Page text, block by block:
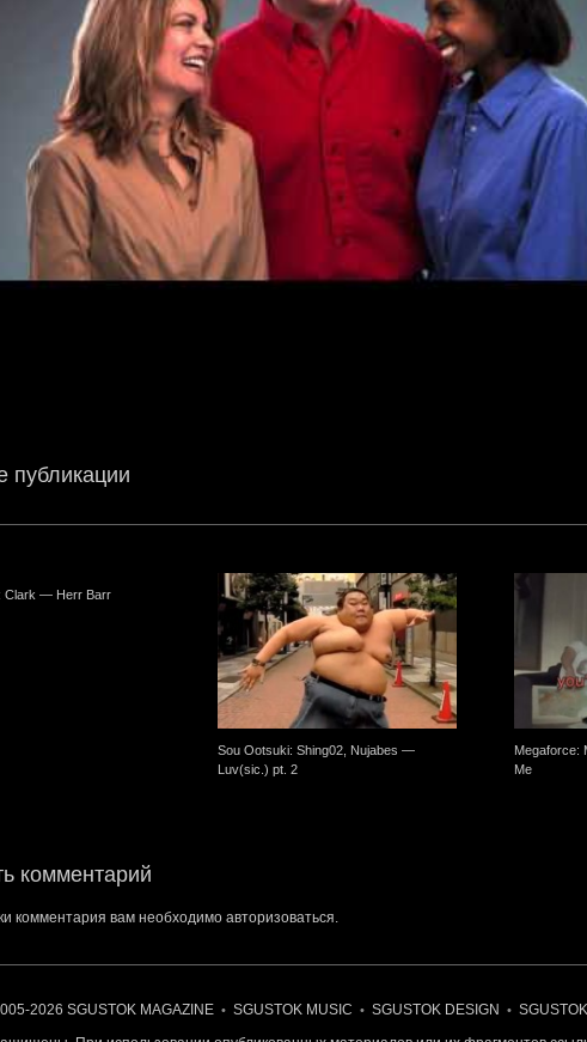
публикации
Clark — Herr Barr
Sou Ootsuki: Shing02, Nujabes —
Luv(sic.) pt. 2
Megaforce:
Me
комментарий
комментария вам необходимо авторизоваться.
2026 SGUSTOK MAGAZINE • SGUSTOK MUSIC • SGUSTOK DESIGN •